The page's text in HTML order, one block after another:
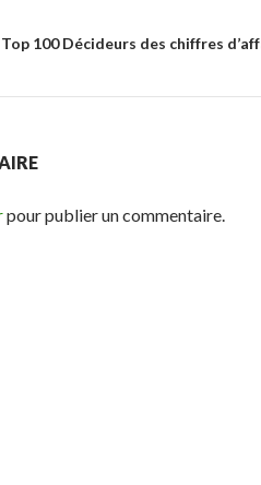
100 Décideurs des chiffres
pour publier un commentaire.